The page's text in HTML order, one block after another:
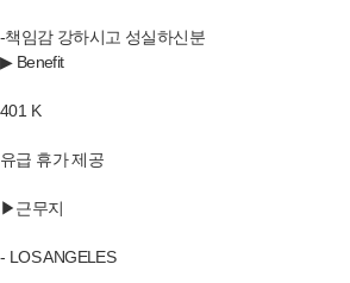
-책임감 강하시고 성실하신분
▶ Benefit
401 K
유급 휴가 제공
▶근무지
- LOS ANGELES